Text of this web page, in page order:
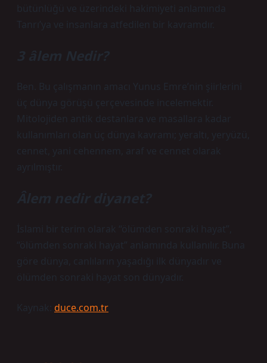
bütünlüğü ve üzerindeki hakimiyeti anlamında
Tanrı’ya ve insanlara atfedilen bir kavramdır.
3 âlem Nedir?
Ben. Bu çalışmanın amacı Yunus Emre’nin şiirlerini
üç dünya görüşü çerçevesinde incelemektir.
Mitolojiden antik destanlara ve masallara kadar
kullanımları olan üç dünya kavramı; yeraltı, yeryüzü,
cennet, yani cehennem, araf ve cennet olarak
ayrılmıştır.
Âlem nedir diyanet?
İslami bir terim olarak “ölümden sonraki hayat”,
“ölümden sonraki hayat” anlamında kullanılır. Buna
göre dünya, canlıların yaşadığı ilk dünyadır ve
ölümden sonraki hayat son dünyadır.
Kaynak: duce.com.tr